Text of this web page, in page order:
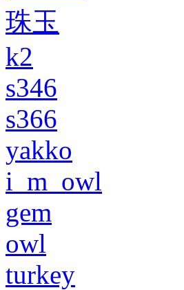
珠玉
k2
s346
s366
yakko
i_m_owl
gem
owl
turkey